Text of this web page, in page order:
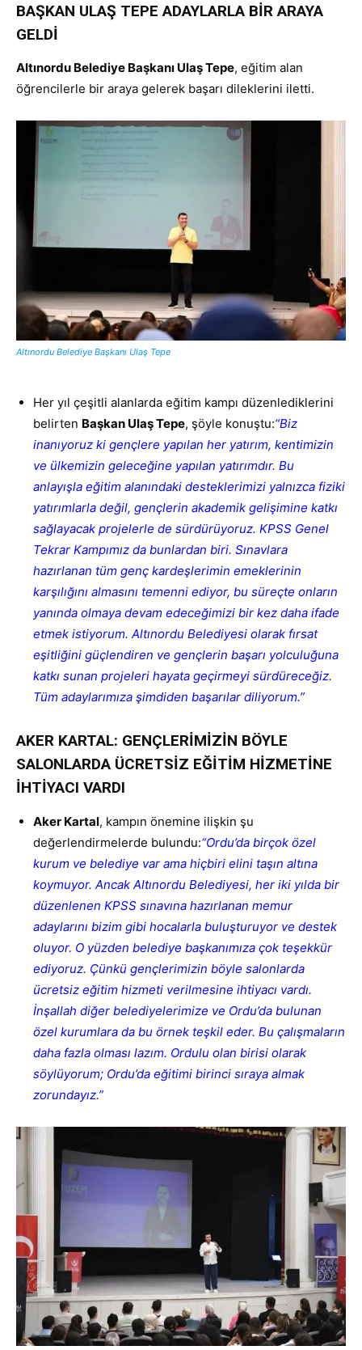
BAŞKAN ULAŞ TEPE ADAYLARLA BİR ARAYA
GELDİ
Altınordu Belediye Başkanı Ulaş Tepe, eğitim alan
öğrencilerle bir araya gelerek başarı dileklerini iletti.
Altınordu Belediye Başkanı Ulaş Tepe
Her yıl çeşitli alanlarda eğitim kampı düzenlediklerini
belirten Başkan Ulaş Tepe, şöyle konuştu:“Biz
inanıyoruz ki gençlere yapılan her yatırım, kentimizin
ve ülkemizin geleceğine yapılan yatırımdır. Bu
anlayışla eğitim alanındaki desteklerimizi yalnızca fiziki
yatırımlarla değil, gençlerin akademik gelişimine katkı
sağlayacak projelerle de sürdürüyoruz. KPSS Genel
Tekrar Kampımız da bunlardan biri. Sınavlara
hazırlanan tüm genç kardeşlerimin emeklerinin
karşılığını almasını temenni ediyor, bu süreçte onların
yanında olmaya devam edeceğimizi bir kez daha ifade
etmek istiyorum. Altınordu Belediyesi olarak fırsat
eşitliğini güçlendiren ve gençlerin başarı yolculuğuna
katkı sunan projeleri hayata geçirmeyi sürdüreceğiz.
Tüm adaylarımıza şimdiden başarılar diliyorum.”
AKER KARTAL: GENÇLERİMİZİN BÖYLE
SALONLARDA ÜCRETSİZ EĞİTİM HİZMETİNE
İHTİYACI VARDI
Aker Kartal, kampın önemine ilişkin şu
değerlendirmelerde bulundu:“Ordu’da birçok özel
kurum ve belediye var ama hiçbiri elini taşın altına
koymuyor. Ancak Altınordu Belediyesi, her iki yılda bir
düzenlenen KPSS sınavına hazırlanan memur
adaylarını bizim gibi hocalarla buluşturuyor ve destek
oluyor. O yüzden belediye başkanımıza çok teşekkür
ediyoruz. Çünkü gençlerimizin böyle salonlarda
ücretsiz eğitim hizmeti verilmesine ihtiyacı vardı.
İnşallah diğer belediyelerimize ve Ordu’da bulunan
özel kurumlara da bu örnek teşkil eder. Bu çalışmaların
daha fazla olması lazım. Ordulu olan birisi olarak
söylüyorum; Ordu’da eğitimi birinci sıraya almak
zorundayız.”